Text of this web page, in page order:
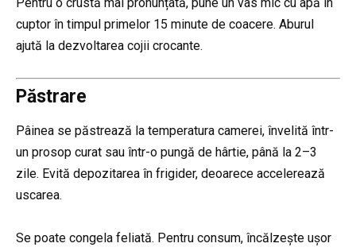
cuptor în timpul primelor 15 minute de coacere. Aburul
ajută la dezvoltarea cojii crocante.
Păstrare
Pâinea se păstrează la temperatura camerei, învelită într-
un prosop curat sau într-o pungă de hârtie, până la 2–3
zile. Evită depozitarea în frigider, deoarece accelerează
uscarea.
Se poate congela feliată. Pentru consum, încălzește ușor